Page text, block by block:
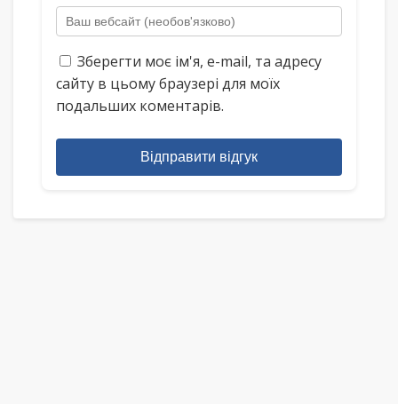
Зберегти моє ім'я, e-mail, та адресу
сайту в цьому браузері для моїх
подальших коментарів.
Відправити відгук